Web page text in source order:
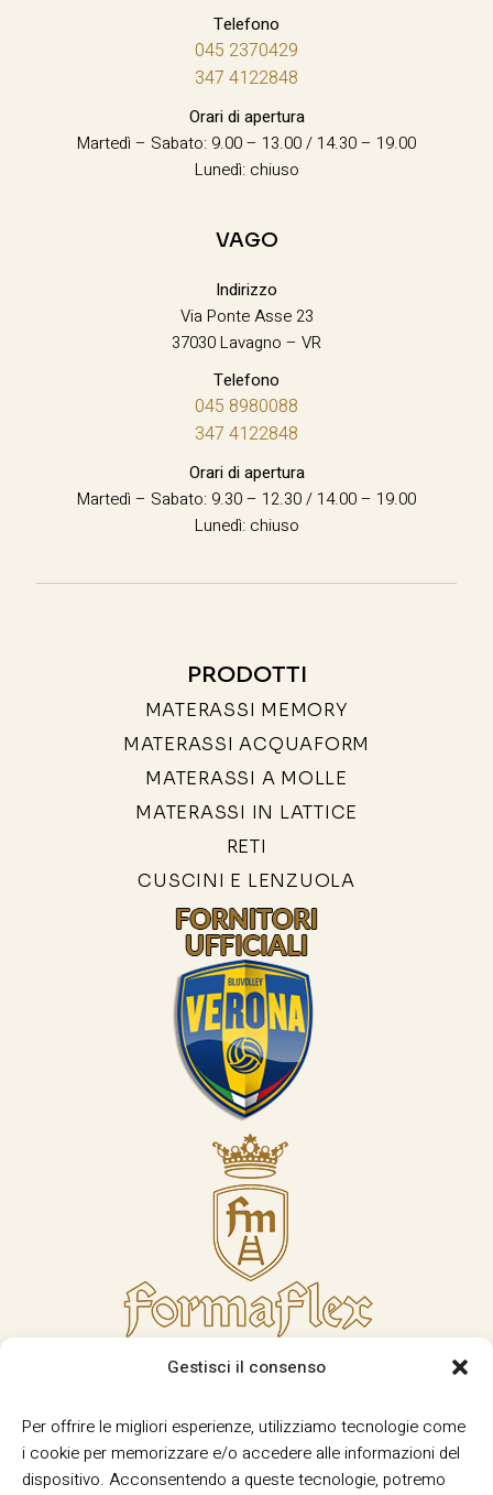
Gestisci il consenso
Per offrire le migliori esperienze, utilizziamo tecnologie come
i cookie per memorizzare e/o accedere alle informazioni del
dispositivo. Acconsentendo a queste tecnologie, potremo
Telefono
045 2370429
347 4122848
Orari di apertura
Martedì – Sabato: 9.00 – 13.00 / 14.30 – 19.00
Lunedì: chiuso
VAGO
Indirizzo
Via Ponte Asse 23
37030 Lavagno – VR
Telefono
045 8980088
347 4122848
Orari di apertura
Martedì – Sabato: 9.30 – 12.30 / 14.00 – 19.00
Lunedì: chiuso
PRODOTTI
MATERASSI MEMORY
MATERASSI ACQUAFORM
MATERASSI A MOLLE
MATERASSI IN LATTICE
RETI
CUSCINI E LENZUOLA